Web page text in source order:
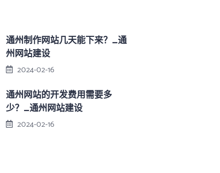
通州制作网站几天能下来？_通
州网站建设
2024-02-16
通州网站的开发费用需要多
少？_通州网站建设
2024-02-16